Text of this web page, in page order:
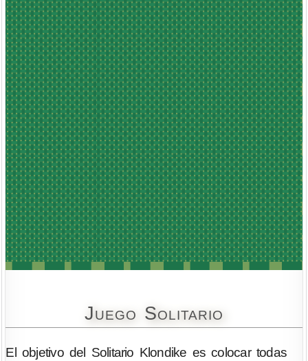
Juego Solitario
El objetivo del Solitario Klondike es colocar todas